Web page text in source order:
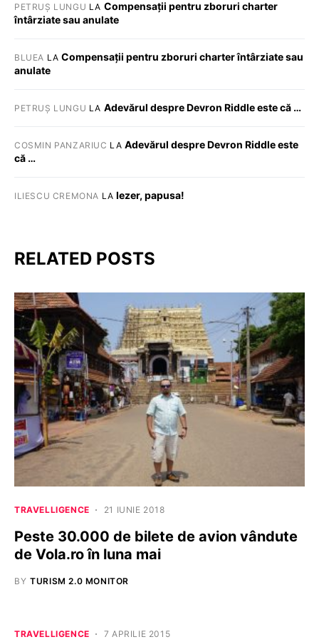
PETRUȘ LUNGU LA Compensații pentru zboruri charter
întârziate sau anulate
BLUEA LACompensații pentru zboruri charter întârziate sau
anulate
PETRUȘ LUNGU LA Adevărul despre Devron Riddle este că …
COSMIN PANZARIUC LA Adevărul despre Devron Riddle este
că …
ILIESCU CREMONA LA Iezer, papusa!
RELATED POSTS
TRAVELLIGENCE 21 IUNIE 2018
Peste 30.000 de bilete de avion vândute
de Vola.ro în luna mai
BY TURISM 2.0 MONITOR
TRAVELLIGENCE 7 APRILIE 2015